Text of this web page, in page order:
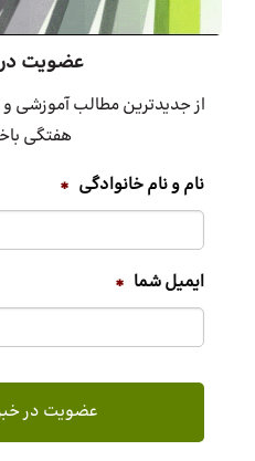
عضویت در
از جدیدترین مطالب آموزشی
هفتگی
نام و نام خانوادگی *
ایمیل شما *